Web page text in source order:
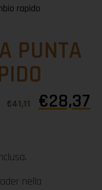
rapido
PUNTA
€41,11 €28,37
nella